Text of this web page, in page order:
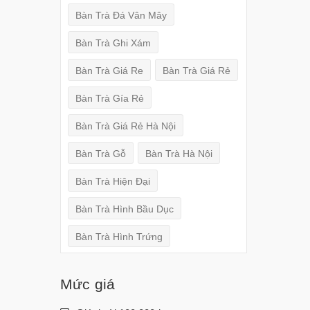
Bàn Trà Đá Vân Mây
Bàn Trà Ghi Xám
Bàn Trà Giá Re Bàn Trà Giá Rẻ
Bàn Trà Gía Rẻ
Bàn Trà Giá Rẻ Hà Nội
Bàn Trà Gỗ Bàn Trà Hà Nội
Bàn Trà Hiện Đại
Bàn Trà Hình Bầu Dục
Bàn Trà Hình Trứng
Mức giá